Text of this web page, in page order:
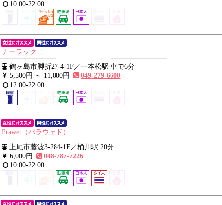
10:00-22:00
ナーラック
鶴ヶ島市脚折27-4-1F／一本松駅 車で6分
5,500円 ～ 11,000円
049-279-6600
12:00-22:00
Prawet（パラウェド）
上尾市藤波3-284-1F／桶川駅 20分
6,000円
048-787-7226
10:00-22:00